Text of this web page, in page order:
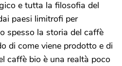
e tutta la filosofia del
paesi limitrofi per
spesso la storia del caffè
di come viene prodotto e di
caffè bio è una realtà poco